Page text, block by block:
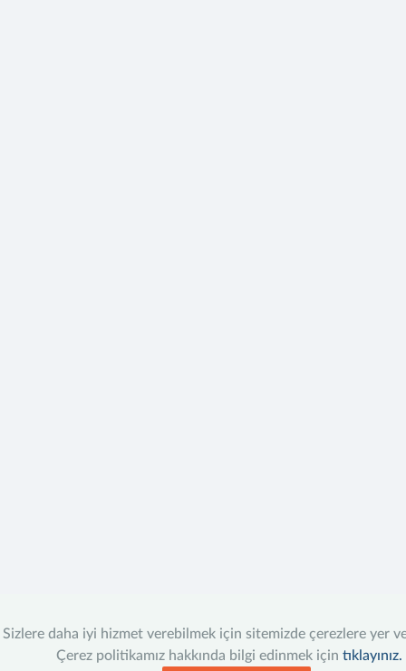
Sizlere daha iyi hizmet verebilmek için sitemizde çerezlere yer
Çerez politikamız hakkında bilgi edinmek için tıklayınız.